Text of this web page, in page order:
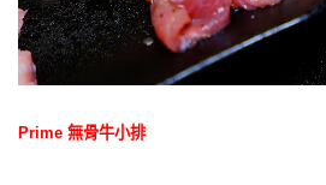
Prime 無骨牛小排